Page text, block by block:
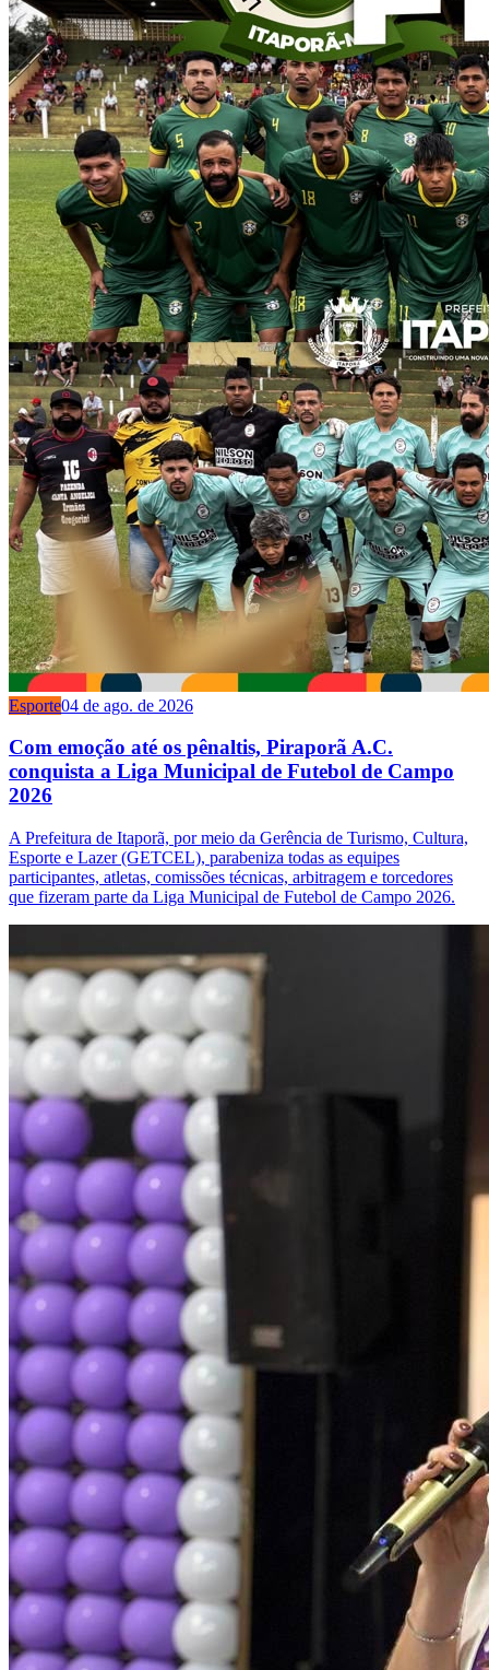
Esporte04 de ago. de 2026
Com emoção até os pênaltis, Piraporã A.C.
conquista a Liga Municipal de Futebol de Campo
2026
A Prefeitura de Itaporã, por meio da Gerência de Turismo, Cultura,
Esporte e Lazer (GETCEL), parabeniza todas as equipes
participantes, atletas, comissões técnicas, arbitragem e torcedores
que fizeram parte da Liga Municipal de Futebol de Campo 2026.